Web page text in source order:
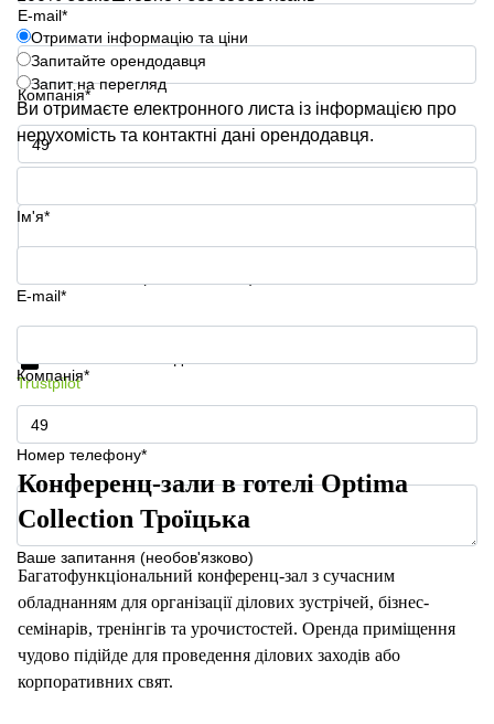
E-mail*
Компанія*
Номер телефону*
Отримати інформацію та ціни
Запитайте орендодавця
Запит на перегляд
Ви отримаєте електронного листа із інформацією про
нерухомість та контактні дані орендодавця.
Ім'я*
E-mail*
Компанія*
Номер телефону*
Ваше запитання (необов'язково)
Отримати інформацію та ціни
Trustpilot
Конференц-зали в готелі Optima
Collection Троїцька
Багатофункціональний конференц-зал з сучасним
обладнанням для організації ділових зустрічей, бізнес-
семінарів, тренінгів та урочистостей. Оренда приміщення
чудово підійде для проведення ділових заходів або
корпоративних свят.